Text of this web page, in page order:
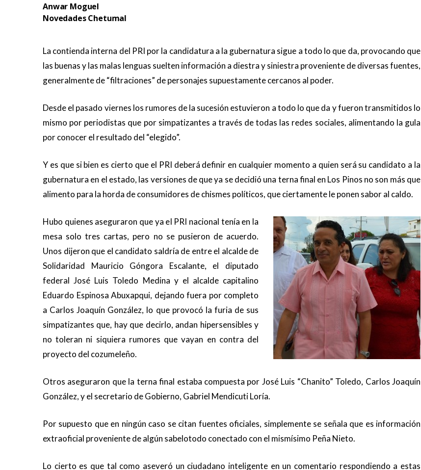
Anwar Moguel
Novedades Chetumal
La contienda interna del PRI por la candidatura a la gubernatura sigue a todo lo que da, provocando que
las buenas y las malas lenguas suelten información a diestra y siniestra proveniente de diversas fuentes,
generalmente de “filtraciones” de personajes supuestamente cercanos al poder.
Desde el pasado viernes los rumores de la sucesión estuvieron a todo lo que da y fueron transmitidos lo
mismo por periodistas que por simpatizantes a través de todas las redes sociales, alimentando la gula
por conocer el resultado del “elegido”.
Y es que si bien es cierto que el PRI deberá definir en cualquier momento a quien será su candidato a la
gubernatura en el estado, las versiones de que ya se decidió una terna final en Los Pinos no son más que
alimento para la horda de consumidores de chismes políticos, que ciertamente le ponen sabor al caldo.
Hubo quienes aseguraron que ya el PRI nacional tenía en la
mesa solo tres cartas, pero no se pusieron de acuerdo.
Unos dijeron que el candidato saldría de entre el alcalde de
Solidaridad Mauricio Góngora Escalante, el diputado
federal José Luis Toledo Medina y el alcalde capitalino
Eduardo Espinosa Abuxapqui, dejando fuera por completo
a Carlos Joaquín González, lo que provocó la furia de sus
simpatizantes que, hay que decirlo, andan hipersensibles y
no toleran ni siquiera rumores que vayan en contra del
proyecto del cozumeleño.
Otros aseguraron que la terna final estaba compuesta por José Luis “Chanito” Toledo, Carlos Joaquín
González, y el secretario de Gobierno, Gabriel Mendicuti Loría.
Por supuesto que en ningún caso se citan fuentes oficiales, simplemente se señala que es información
extraoficial proveniente de algún sabelotodo conectado con el mismísimo Peña Nieto.
Lo cierto es que tal como aseveró un ciudadano inteligente en un comentario respondiendo a estas